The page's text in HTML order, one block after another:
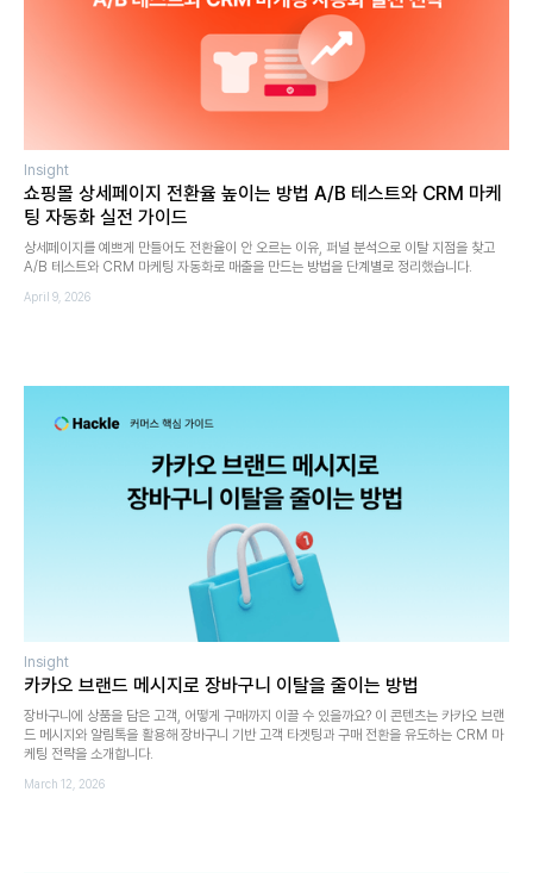
Insight
쇼핑몰 상세페이지 전환율 높이는 방법 A/B 테스트와 CRM 마케
팅 자동화 실전 가이드
상세페이지를 예쁘게 만들어도 전환율이 안 오르는 이유, 퍼널 분석으로 이탈 지점을 찾고
A/B 테스트와 CRM 마케팅 자동화로 매출을 만드는 방법을 단계별로 정리했습니다.
April 9, 2026
Insight
카카오 브랜드 메시지로 장바구니 이탈을 줄이는 방법
장바구니에 상품을 담은 고객, 어떻게 구매까지 이끌 수 있을까요? 이 콘텐츠는 카카오 브랜
드 메시지와 알림톡을 활용해 장바구니 기반 고객 타겟팅과 구매 전환을 유도하는 CRM 마
케팅 전략을 소개합니다.
March 12, 2026